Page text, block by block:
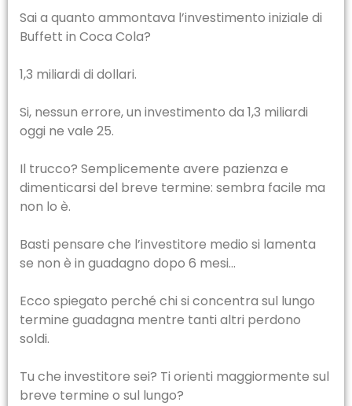
Sai a quanto ammontava l’investimento iniziale di
Buffett in Coca Cola?
1,3 miliardi di dollari.
Si, nessun errore, un investimento da 1,3 miliardi
oggi ne vale 25.
Il trucco? Semplicemente avere pazienza e
dimenticarsi del breve termine: sembra facile ma
non lo è.
Basti pensare che l’investitore medio si lamenta
se non è in guadagno dopo 6 mesi…
Ecco spiegato perché chi si concentra sul lungo
termine guadagna mentre tanti altri perdono
soldi.
Tu che investitore sei? Ti orienti maggiormente sul
breve termine o sul lungo?